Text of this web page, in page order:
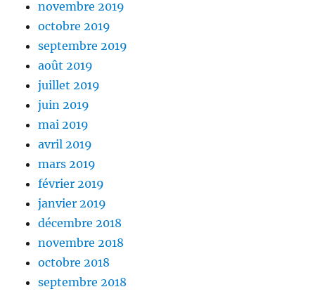
novembre 2019
octobre 2019
septembre 2019
août 2019
juillet 2019
juin 2019
mai 2019
avril 2019
mars 2019
février 2019
janvier 2019
décembre 2018
novembre 2018
octobre 2018
septembre 2018